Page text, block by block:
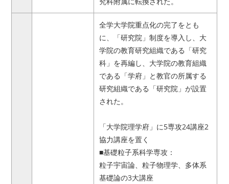
全学大学院重点化の完了をとも
に、「研究院」制度を導入し、大
学院の教育研究組織である「研究
科」を再編し、大学院の教育組織
である「学府」と教官の所属する
研究組織である「研究院」が設置
された。
「大学院理学府」に5専攻24講座2
協力講座を置く
■基礎粒子系科学専攻：
粒子宇宙論、粒子物理学、多体系
基礎論の3大講座